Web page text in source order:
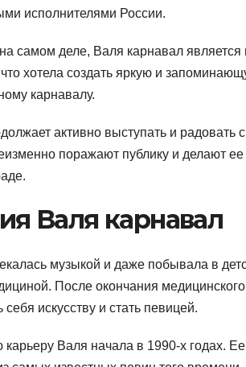
исполнителями России.
самом деле, Валя карнавал
хотела создать яркую и
карнавалу.
активно выступать и
поражают публику и делают
Валя карнавал
музыкой и даже побывала в
После окончания
искусству и стать певицей.
Валя начала в 1990-х годах.